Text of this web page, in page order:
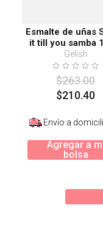
Esmalte de uñas
it till you samba
Gelish
$263.00
$210.40
Envío a
Agregar a
bolsa